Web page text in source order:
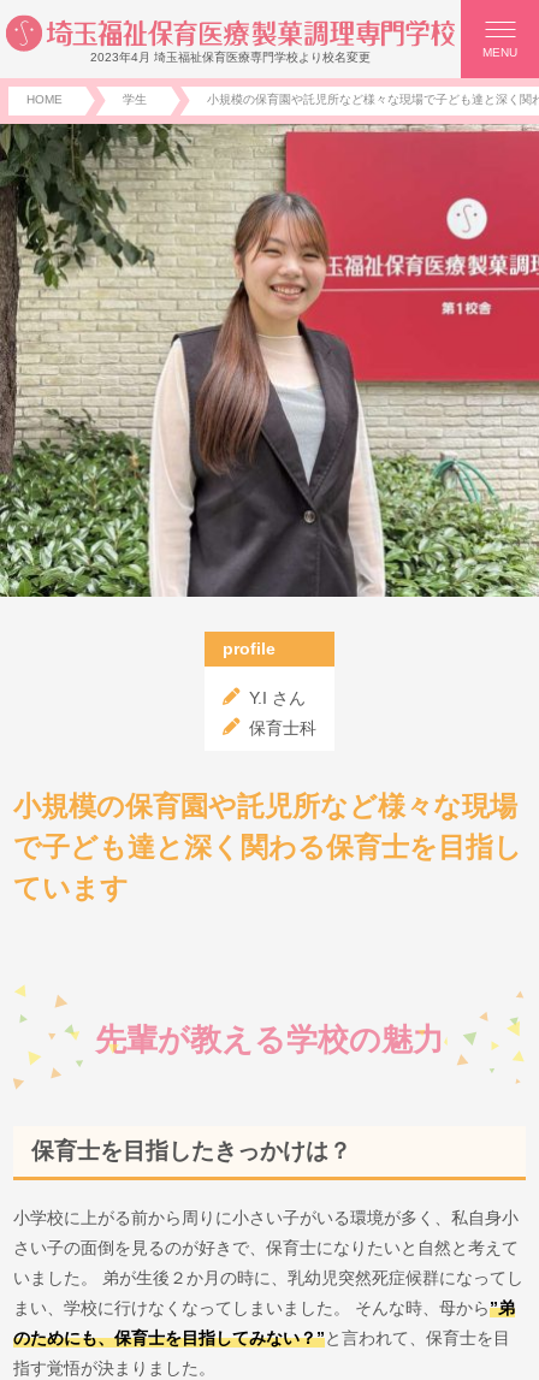
2023年4月 埼玉福祉保育医療専門学校より校名変更 MENU
HOME 学生 小規模の保育園や託児所など様々な現場で子ども達と深く関
profile
Y.I さん
保育士科
小規模の保育園や託児所など様々な現場
で子ども達と深く関わる保育士を目指し
ています
先輩が教える学校の魅力
保育士を目指したきっかけは？
小学校に上がる前から周りに小さい子がいる環境が多く、私自身小
さい子の面倒を見るのが好きで、保育士になりたいと自然と考えて
いました。 弟が生後２か月の時に、乳幼児突然死症候群になってし
まい、学校に行けなくなってしまいました。 そんな時、母から”弟
のためにも、保育士を目指してみない？”と言われて、保育士を目
指す覚悟が決まりました。